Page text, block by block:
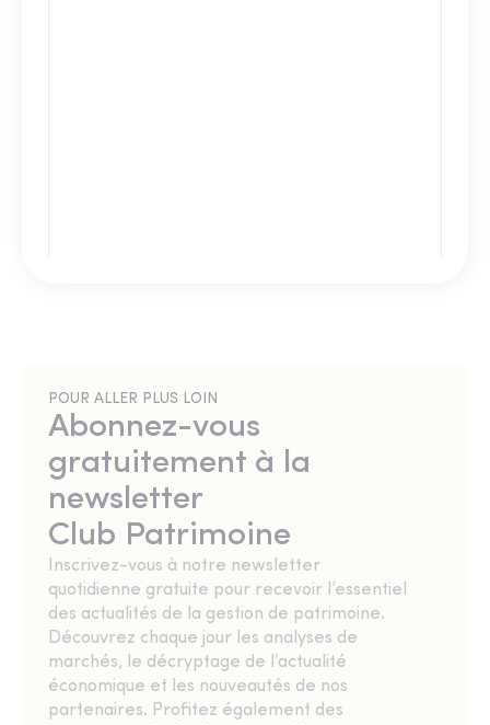
POUR ALLER PLUS LOIN
Abonnez-vous
gratuitement à la
newsletter
Club Patrimoine
Inscrivez-vous à notre newsletter
quotidienne gratuite pour recevoir l’essentiel
des actualités de la gestion de patrimoine.
Découvrez chaque jour les analyses de
marchés, le décryptage de l’actualité
économique et les nouveautés de nos
partenaires. Profitez également des